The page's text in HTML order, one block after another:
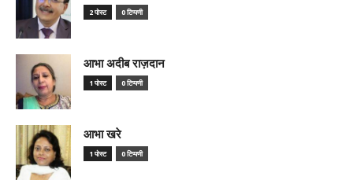
2 पोस्ट 0 टिप्पणी
आभा अदीब राज़दान
1 पोस्ट 0 टिप्पणी
आभा खरे
1 पोस्ट 0 टिप्पणी